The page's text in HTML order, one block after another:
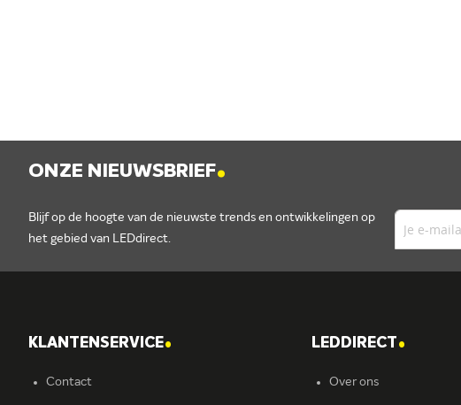
ONZE NIEUWSBRIEF.
Blijf op de hoogte van de nieuwste trends en ontwikkelingen op
het gebied van LEDdirect.
KLANTENSERVICE.
Contact
LEDDIRECT.
Over ons